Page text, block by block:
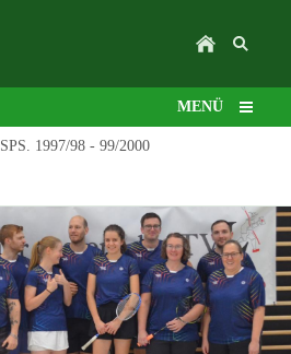
MENÜ
SPS. 1997/98 - 99/2000